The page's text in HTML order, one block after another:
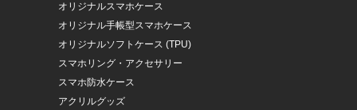
オリジナルスマホケース
オリジナル手帳型スマホケース
オリジナルソフトケース (TPU)
スマホリング・アクセサリー
スマホ防水ケース
アクリルグッズ